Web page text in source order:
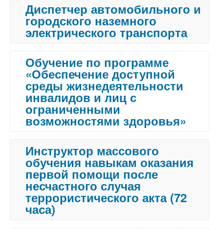
Диспетчер автомобильного и
городского наземного
электрического транспорта
Обучение по программе
«Обеспечение доступной
среды жизнедеятельности
инвалидов и лиц с
ограниченными
возможностями здоровья»
Инструктор массового
обучения навыкам оказания
первой помощи после
несчастного случая
террористического акта (72
часа)